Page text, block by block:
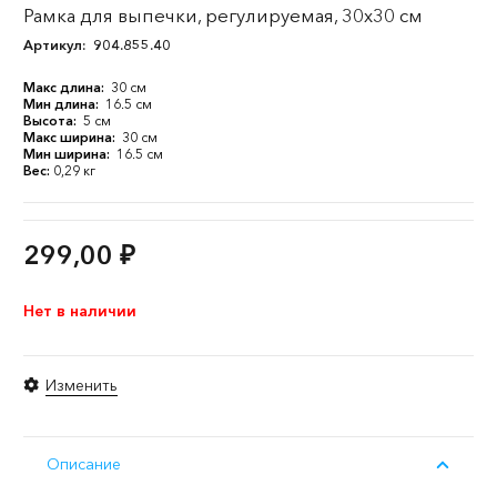
Рамка для выпечки, регулируемая, 30x30 см
Артикул: 904.855.40
Макс длина: 30 см
Мин длина: 16.5 см
Высота: 5 см
Макс ширина: 30 см
Мин ширина: 16.5 см
Вес: 0,29 кг
299,00 ₽
Нет в наличии
Изменить
Описание